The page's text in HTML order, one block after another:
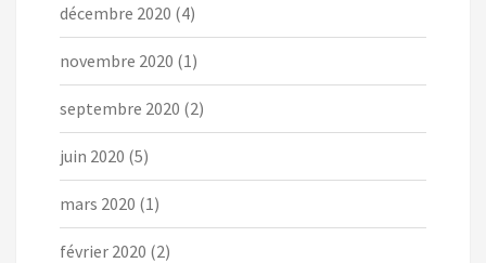
décembre 2020 (4)
novembre 2020 (1)
septembre 2020 (2)
juin 2020 (5)
mars 2020 (1)
février 2020 (2)